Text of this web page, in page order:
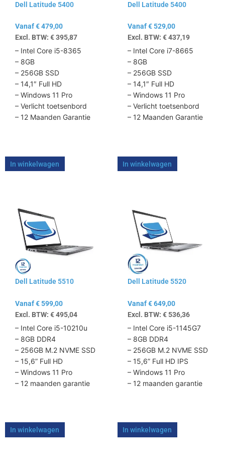
Dell Latitude 5400
Vanaf€479,00
Excl. BTW: €395,87
– Intel Core i5-8365
– 8GB
– 256GB SSD
– 14,1″ Full HD
– Windows 11 Pro
– Verlicht toetsenbord
– 12 Maanden Garantie
In winkelwagen
gekozen
productpagina
Dell Latitude 5400
Vanaf€529,00
Excl. BTW: €437,19
– Intel Core i7-8665
– 8GB
– 256GB SSD
– 14,1″ Full HD
– Windows 11 Pro
– Verlicht toetsenbord
– 12 Maanden Garantie
In winkelwagen
gekozen
productpagina
Dell Latitude 5510
Vanaf€599,00
Excl. BTW: €495,04
– Intel Core i5-10210u
– 8GB DDR4
– 256GB M.2 NVME SSD
– 15,6” Full HD
– Windows 11 Pro
– 12 maanden garantie
In winkelwagen
heeft
meerdere
variaties.
optie
kan
gekozen
productpagina
Dell Latitude 5520
Vanaf€649,00
Excl. BTW: €536,36
– Intel Core i5-1145G7
– 8GB DDR4
– 256GB M.2 NVME SSD
– 15,6” Full HD IPS
– Windows 11 Pro
– 12 maanden garantie
In winkelwagen
heeft
meerdere
variaties.
optie
gekozen
productpagina